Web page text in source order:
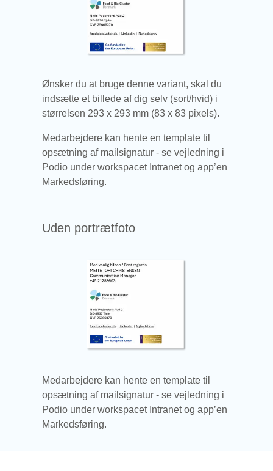
Ønsker du at bruge denne variant, skal du
indsætte et billede af dig selv (sort/hvid) i
størrelsen 293 x 293 mm (83 x 83 pixels).
Medarbejdere kan hente en template til
opsætning af mailsignatur - se vejledning i
Podio under workspacet Intranet og app’en
Markedsføring.
Uden portrætfoto
Medarbejdere kan hente en template til
opsætning af mailsignatur - se vejledning i
Podio under workspacet Intranet og app’en
Markedsføring.